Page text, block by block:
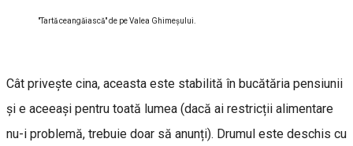
"Tartă ceangăiască" de pe Valea Ghimeşului.
Cât privește cina, aceasta este stabilită în bucătăria pensiunii
și e aceeași pentru toată lumea (dacă ai restricții alimentare
nu-i problemă, trebuie doar să anunți). Drumul este deschis cu